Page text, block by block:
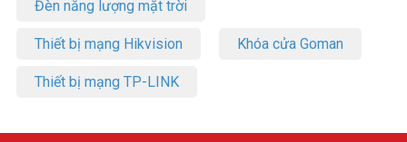
Đèn năng lượng mặt trời
Thiết bị mạng Hikvision Khóa cửa Goman
Thiết bị mạng TP-LINK